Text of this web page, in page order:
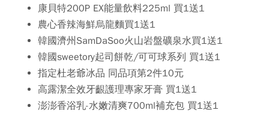
康貝特200P EX能量飲料225ml 買1送1
農心香辣海鮮烏龍麵買1送1
韓國濟州SamDaSoo火山岩盤礦泉水買1送1
韓國sweetory起司餅乾/可可球系列 買1送1
指定杜老爺冰品 同品項第2件10元
高露潔全效牙齦護理專家牙膏 買1送1
澎澎香浴乳-水嫩清爽700ml補充包 買1送1